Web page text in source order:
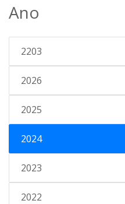
Ano
2203
2026
2025
2024
2023
2022